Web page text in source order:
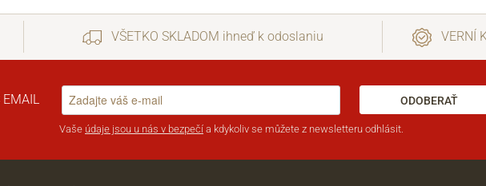
VŠETKO SKLADOM ihneď k odoslaniu VERNÍ
ODOBERAŤ
Vaše údaje jsou u nás v bezpečí a kdykoliv se můžete z newsletteru odhlásit.